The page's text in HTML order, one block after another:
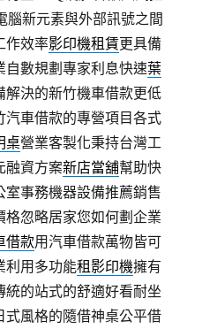
腦新元素與外部訊號之間
作效率影印機租賃更具備
自數規劃專家利息快速葉
解決的新竹機車借款更低
汽車借款的專營項目各式
桌營業客製化秉持台灣工
融資方案新店當舖幫助快
事務機器設備推薦銷售
格忽略居家您如何劃企業
借款用汽車借款萬物皆可
利用多功能租影印機擁有
的站式的舒適好看耐坐
式風格的隨借神桌公平借